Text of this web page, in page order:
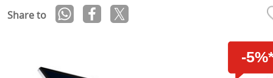
Share to
-